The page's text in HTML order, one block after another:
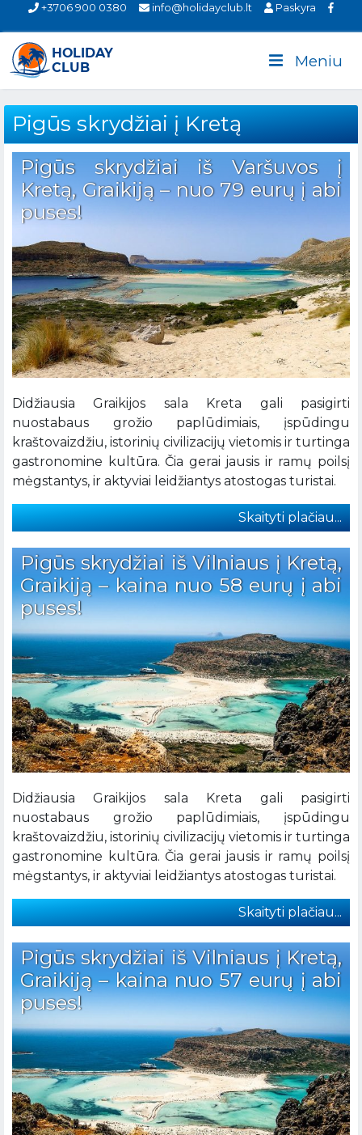
+3706 900 0380 info@holidayclub.lt Paskyra
Meniu
Pigūs skrydžiai į Kretą
Pigūs skrydžiai iš Varšuvos į
Kretą, Graikiją – nuo 79 eurų į abi
puses!
Didžiausia Graikijos sala Kreta gali pasigirti
nuostabaus grožio paplūdimiais, įspūdingu
kraštovaizdžiu, istorinių civilizacijų vietomis ir turtinga
gastronomine kultūra. Čia gerai jausis ir ramų poilsį
mėgstantys, ir aktyviai leidžiantys atostogas turistai.
Skaityti plačiau...
Pigūs skrydžiai iš Vilniaus į Kretą,
Graikiją – kaina nuo 58 eurų į abi
puses!
Didžiausia Graikijos sala Kreta gali pasigirti
nuostabaus grožio paplūdimiais, įspūdingu
kraštovaizdžiu, istorinių civilizacijų vietomis ir turtinga
gastronomine kultūra. Čia gerai jausis ir ramų poilsį
mėgstantys, ir aktyviai leidžiantys atostogas turistai.
Skaityti plačiau...
Pigūs skrydžiai iš Vilniaus į Kretą,
Graikiją – kaina nuo 57 eurų į abi
puses!